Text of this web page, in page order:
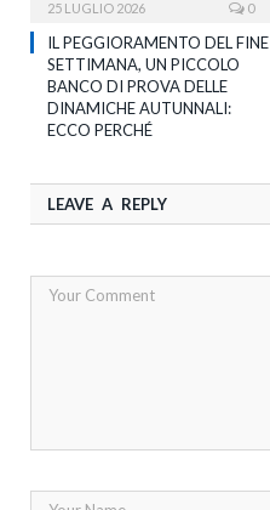
25 LUGLIO 2026 0
IL PEGGIORAMENTO DEL FINE
SETTIMANA, UN PICCOLO
BANCO DI PROVA DELLE
DINAMICHE AUTUNNALI:
ECCO PERCHÉ
LEAVE A REPLY